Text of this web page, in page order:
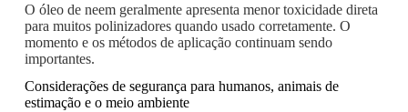
O óleo de neem geralmente apresenta menor toxicidade direta
para muitos polinizadores quando usado corretamente. O
momento e os métodos de aplicação continuam sendo
importantes.
Considerações de segurança para humanos, animais de
estimação e o meio ambiente